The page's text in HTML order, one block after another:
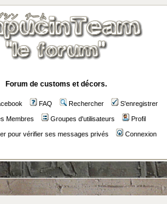
Forum de customs et décors.
FAQ Rechercher S'enregistrer
Membres Groupes d'utilisateurs Profil
pour vérifier ses messages privés Connexion